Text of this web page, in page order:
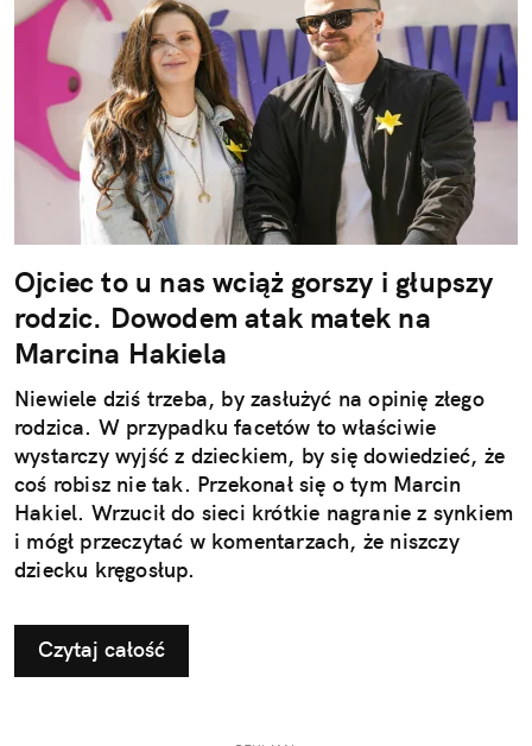
Ojciec to u nas wciąż gorszy i głupszy
rodzic. Dowodem atak matek na
Marcina Hakiela
Niewiele dziś trzeba, by zasłużyć na opinię złego
rodzica. W przypadku facetów to właściwie
wystarczy wyjść z dzieckiem, by się dowiedzieć, że
coś robisz nie tak. Przekonał się o tym Marcin
Hakiel. Wrzucił do sieci krótkie nagranie z synkiem
i mógł przeczytać w komentarzach, że niszczy
dziecku kręgosłup.
Czytaj całość